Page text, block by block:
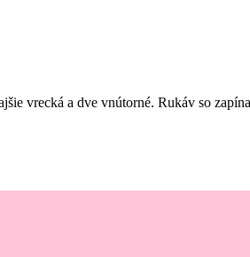
vrecká a dve vnútorné. Rukáv so